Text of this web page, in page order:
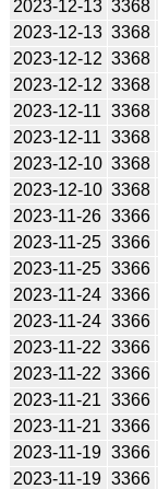
2023-12-13 3368
2023-12-13 3368
2023-12-12 3368
2023-12-12 3368
2023-12-11 3368
2023-12-11 3368
2023-12-10 3368
2023-12-10 3368
2023-11-26 3366
2023-11-25 3366
2023-11-25 3366
2023-11-24 3366
2023-11-24 3366
2023-11-22 3366
2023-11-22 3366
2023-11-21 3366
2023-11-21 3366
2023-11-19 3366
2023-11-19 3366